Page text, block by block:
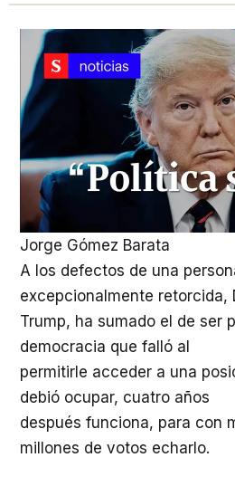
Jorge Gómez Barata
A los defectos de una
excepcionalmente retorcida,
Trump, ha sumado el de ser
democracia que falló al
permitirle acceder a una
debió ocupar, cuatro años
después funciona, para con
millones de votos echarlo.